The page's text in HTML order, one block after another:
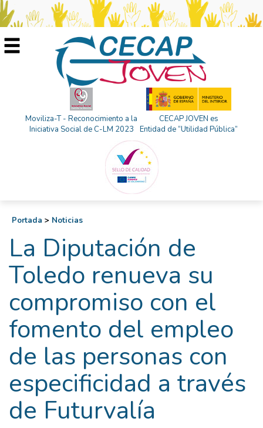
Moviliza-T - Reconocimiento a la
Iniciativa Social de C-LM 2023
CECAP JOVEN es
Entidad de “Utilidad Pública”
Portada > Noticias
La Diputación de
Toledo renueva su
compromiso con el
fomento del empleo
de las personas con
especificidad a través
de Futurvalía